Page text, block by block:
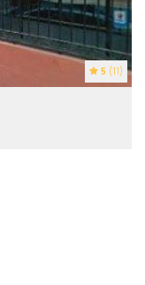
5 (11)